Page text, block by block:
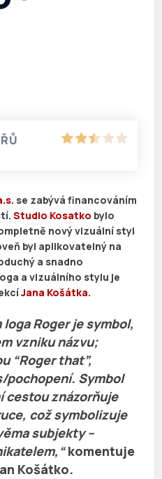
se zabývá financováním
Studio Kosatko bylo
nový vizuální styl
byl aplikovatelný na
a snadno
a vizuálního stylu je
Jana Košátka.
Roger je symbol,
vzniku názvu;
“Roger that”,
pochopení. Symbol
cestou znázorňuje
což symbolizuje
subjekty –
komentuje
Košátko.